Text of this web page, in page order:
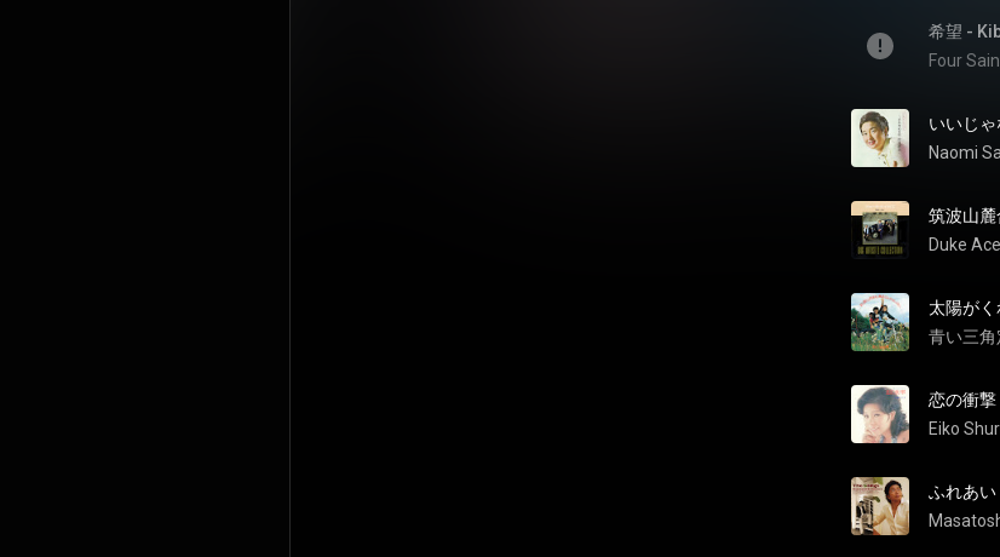
希望 -
Four
いいじ
Naomi
筑波山
Duke
太陽が
青い三角
恋の衝
Eiko
ふれあ